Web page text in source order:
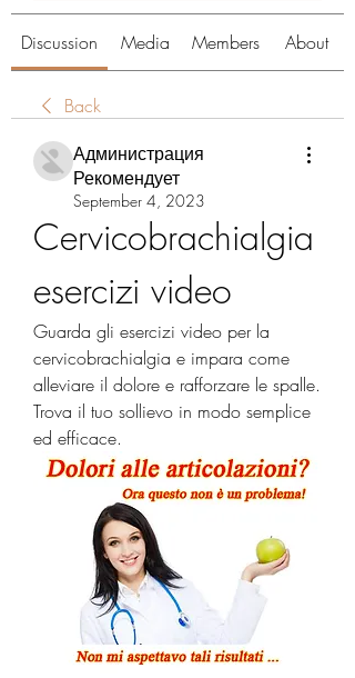
Discussion Media Members About
Back
Администрация
Рекомендует
September 4, 2023
Cervicobrachialgia
esercizi video
Guarda gli esercizi video per la
cervicobrachialgia e impara come
alleviare il dolore e rafforzare le spalle.
Trova il tuo sollievo in modo semplice
ed efficace.